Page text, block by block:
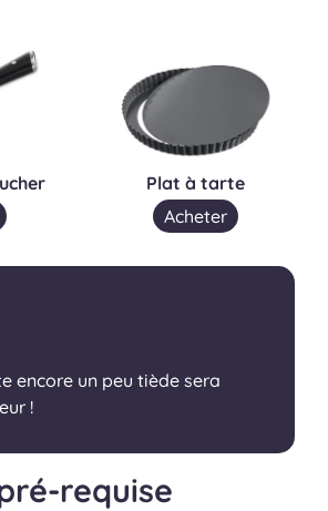
Plat à tarte
Acheter
encore un peu tiède sera
!
requise